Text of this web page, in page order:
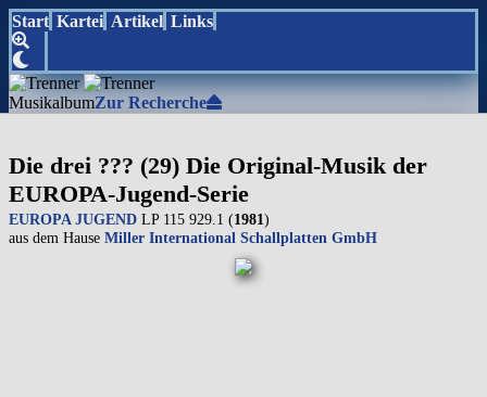
Start Kartei Artikel Links
MusikalbumZur Recherche
Die drei ??? (29) Die Original-Musik der
EUROPA-Jugend-Serie
EUROPA JUGEND LP 115 929.1 (1981)
aus dem Hause Miller International Schallplatten GmbH